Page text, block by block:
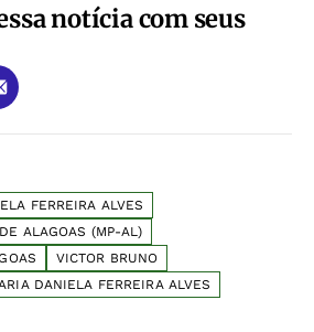
notícia com seus
FERREIRA ALVES
ALAGOAS (MP-AL)
VICTOR BRUNO
DANIELA FERREIRA ALVES